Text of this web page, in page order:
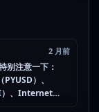
2 月前
别注意一下：
）、
、Internet